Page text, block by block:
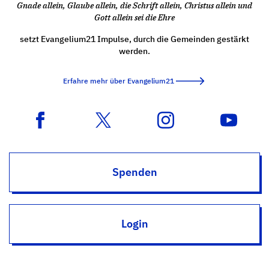
Gnade allein, Glaube allein, die Schrift allein, Christus allein und
Gott allein sei die Ehre
setzt Evangelium21 Impulse, durch die Gemeinden gestärkt
werden.
Erfahre mehr über Evangelium21
Spenden
Login